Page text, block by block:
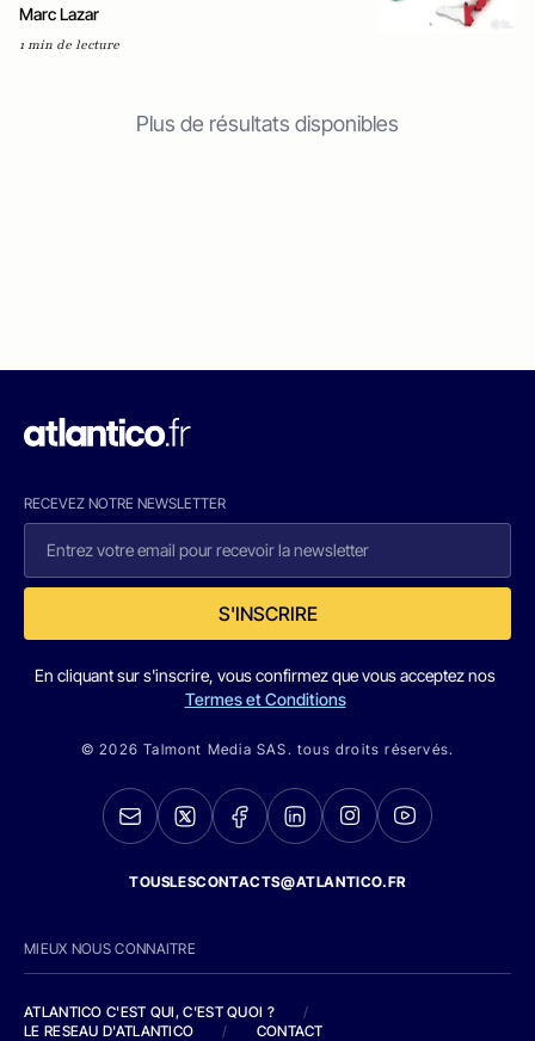
Marc Lazar
1 min de lecture
Plus de résultats disponibles
RECEVEZ NOTRE NEWSLETTER
S'INSCRIRE
En cliquant sur s'inscrire, vous confirmez que vous acceptez nos
Termes et Conditions
© 2026 Talmont Media SAS. tous droits réservés.
TOUSLESCONTACTS@ATLANTICO.FR
MIEUX NOUS CONNAITRE
ATLANTICO C'EST QUI, C'EST QUOI ?
/
LE RESEAU D'ATLANTICO
/ CONTACT